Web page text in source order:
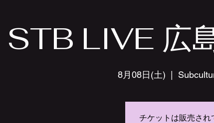
STB LIVE 広
8月08日(土)
チケットは販売され